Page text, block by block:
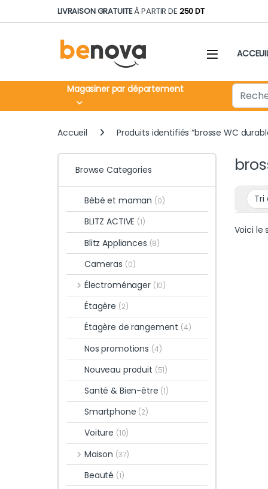
Skip to navigation
Skip to contentLIVRAISON GRATUITEÀ PARTIR DE 250 DT
Magasiner par département Search
Accueil Produits identifiés “brosse WC
Voici le
Browse Categories
Bébé et maman (0)
BLITZ ACTIVE (1)
Blitz Appliances (8)
Cameras (0)
Électroménager (10)
Étagère (2)
Étagère de rangement (4)
Nos promotions (4)
Nouveau produit (51)
Santé & Bien-être (1)
Smartphone (2)
Voiture (10)
Maison (37)
Beauté (1)